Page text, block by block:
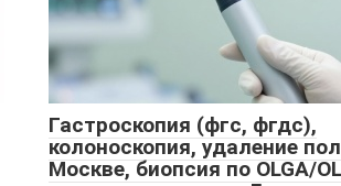
Гастроскопия (фгс, фгдс),
колоноскопия, удаление
Москве, биопсия по OLGA/